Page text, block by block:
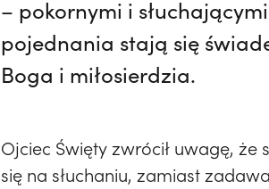
– pokornymi i
pojednania stają się
Boga i miłosierdzia.
Ojciec Święty zwrócił uwagę,
się na słuchaniu, zamiast